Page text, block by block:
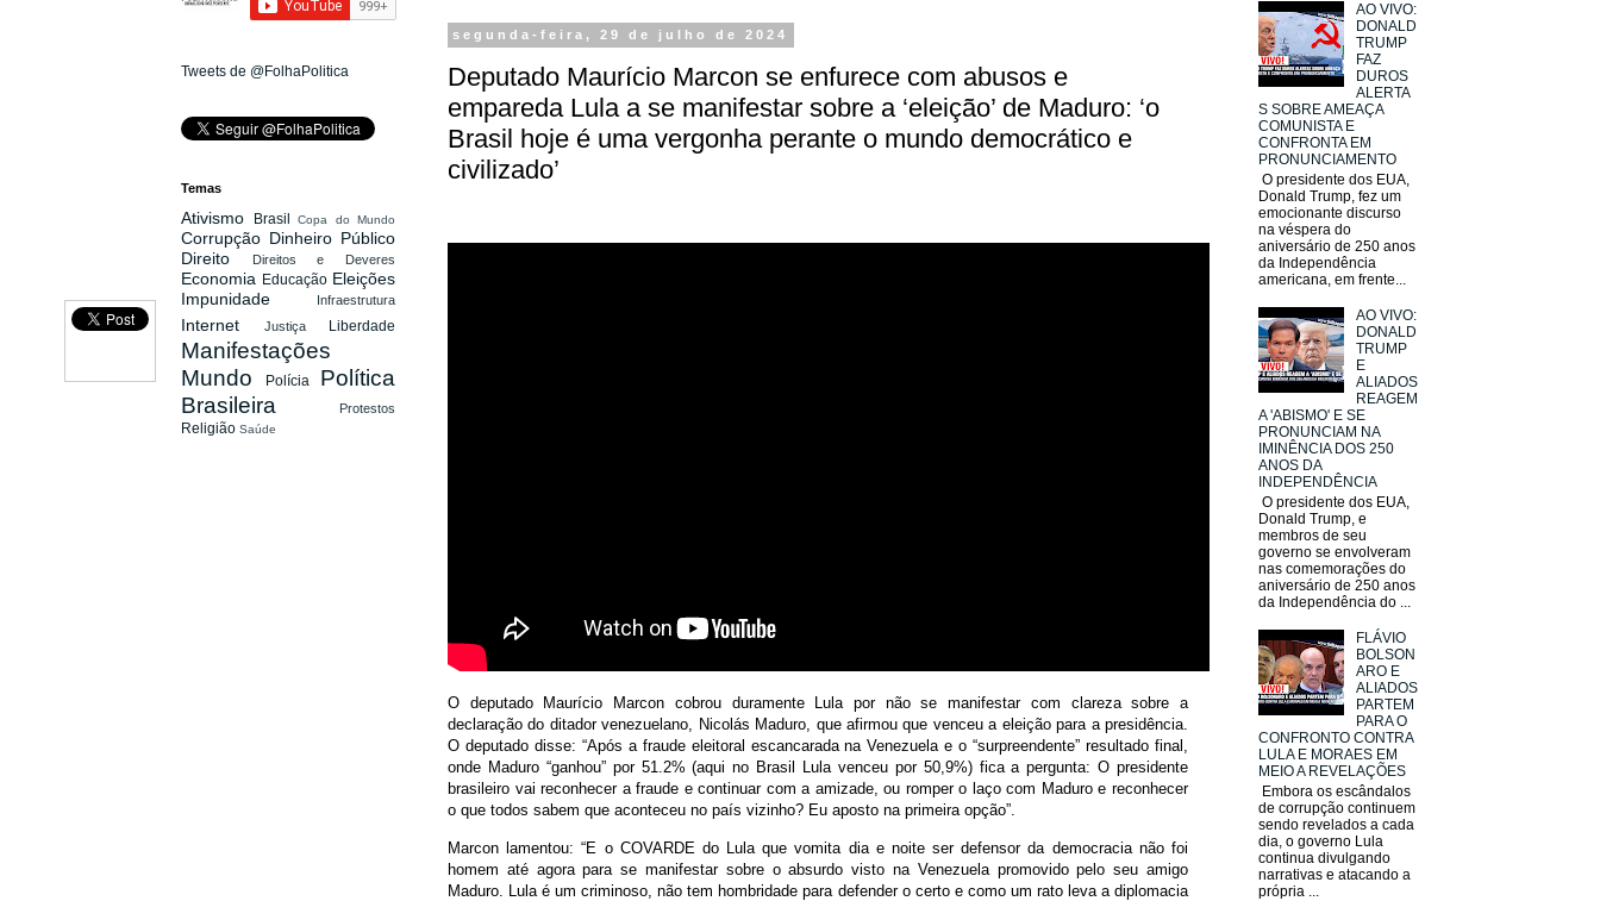
segunda-feira, 29 de julho de 2024
Deputado Maurício Marcon se enfurece com abusos e
empareda Lula a se manifestar sobre a ‘eleição’ de Maduro: ‘o
Brasil hoje é uma vergonha perante o mundo democrático e
civilizado’
O deputado Maurício Marcon cobrou duramente Lula por não se manifestar com clareza sobre a
declaração do ditador venezuelano, Nicolás Maduro, que afirmou que venceu a eleição para a presidência.
O deputado disse: “Após a fraude eleitoral escancarada na Venezuela e o “surpreendente” resultado final,
onde Maduro “ganhou” por 51.2% (aqui no Brasil Lula venceu por 50,9%) fica a pergunta: O presidente
brasileiro vai reconhecer a fraude e continuar com a amizade, ou romper o laço com Maduro e reconhecer
o que todos sabem que aconteceu no país vizinho? Eu aposto na primeira opção”.
Marcon lamentou: “E o COVARDE do Lula que vomita dia e noite ser defensor da democracia não foi
homem até agora para se manifestar sobre o absurdo visto na Venezuela promovido pelo seu amigo
Maduro. Lula é um criminoso, não tem hombridade para defender o certo e como um rato leva a diplomacia
Tweets de @FolhaPolitica
Temas
Ativismo Brasil Copa do Mundo
Corrupção Dinheiro Público
Direito
Direitos e Deveres
Economia Educação Eleições
Impunidade
Infraestrutura
Internet Justiça Liberdade
Manifestações
Mundo
Polícia Política
Brasileira
Protestos
Religião Saúde
AO VIVO:
DONALD
TRUMP
FAZ
DUROS
ALERTA
S SOBRE AMEAÇA
COMUNISTA E
CONFRONTA EM
PRONUNCIAMENTO
O presidente dos EUA,
Donald Trump, fez um
emocionante discurso
na véspera do
aniversário de 250 anos
da Independência
americana, em frente...
AO VIVO:
DONALD
TRUMP
E
ALIADOS
REAGEM
A 'ABISMO' E SE
PRONUNCIAM NA
IMINÊNCIA DOS 250
ANOS DA
INDEPENDÊNCIA
O presidente dos EUA,
Donald Trump, e
membros de seu
governo se envolveram
nas comemorações do
aniversário de 250 anos
da Independência do ...
FLÁVIO
BOLSON
ARO E
ALIADOS
PARTEM
PARA O
CONFRONTO CONTRA
LULA E MORAES EM
MEIO A REVELAÇÕES
Embora os escândalos
de corrupção continuem
sendo revelados a cada
dia, o governo Lula
continua divulgando
narrativas e atacando a
própria ...